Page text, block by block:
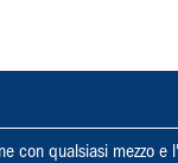
con qualsiasi mezzo e